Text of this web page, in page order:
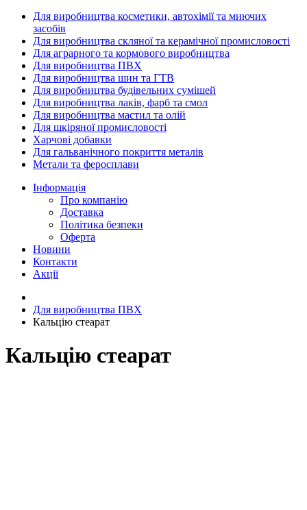
Для виробництва косметики, автохімії та миючих
засобів
Для виробництва скляної та керамічної промисловості
Для аграрного та кормового виробництва
Для виробництва ПВХ
Для виробництва шин та ГТВ
Для виробництва будівельних сумішей
Для виробництва лаків, фарб та смол
Для виробництва мастил та олій
Для шкіряної промисловості
Харчові добавки
Для гальванічного покриття металів
Метали та феросплави
Інформація
Про компанію
Доставка
Політика безпеки
Оферта
Новини
Контакти
Акції
Для виробництва ПВХ
Кальцію стеарат
Кальцію стеарат